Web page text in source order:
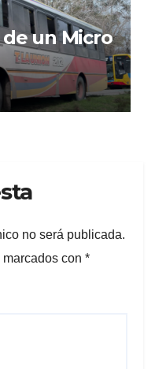
un Micro
no será publicada.
con *